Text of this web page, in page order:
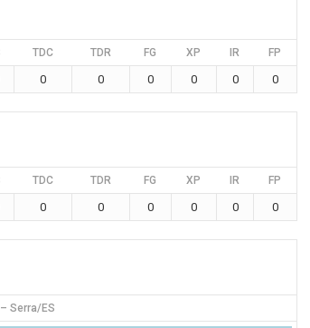
TDC TDR FG XP IR FP
0 0 0 0 0 0
TDC TDR FG XP IR FP
0 0 0 0 0 0
Serra/ES